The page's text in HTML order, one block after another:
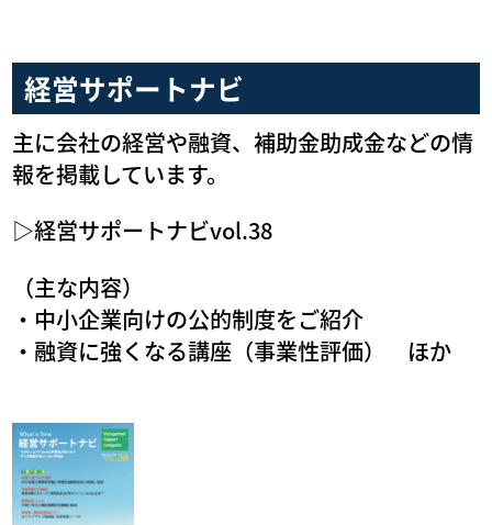
経営サポートナビ
主に会社の経営や融資、補助金助成金などの情
報を掲載しています。
▷経営サポートナビvol.38
（主な内容）
・中小企業向けの公的制度をご紹介
・融資に強くなる講座（事業性評価） ほか